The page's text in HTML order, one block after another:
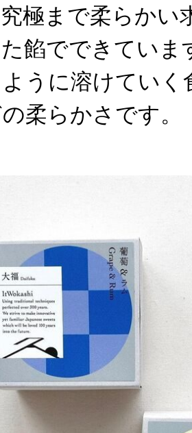
極まで柔らかい
餡でできていま
うに溶けていく
柔らかさです。